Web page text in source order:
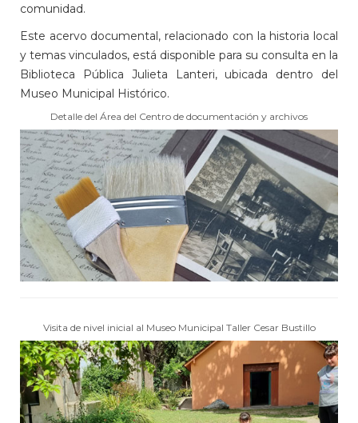
comunidad.
Este acervo documental, relacionado con la historia local
y temas vinculados, está disponible para su consulta en la
Biblioteca Pública Julieta Lanteri, ubicada dentro del
Museo Municipal Histórico.
Detalle del Área del Centro de documentación y archivos
Visita de nivel inicial al Museo Municipal Taller Cesar Bustillo